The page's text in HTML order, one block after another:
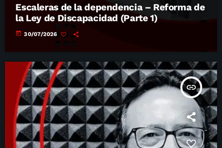
Escaleras de la dependencia – Reforma de
la Ley de Discapacidad (Parte 1)
today 30/07/2026
insert_link